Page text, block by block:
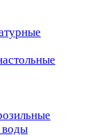
воды